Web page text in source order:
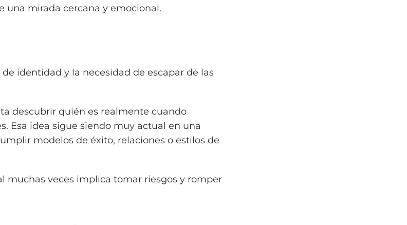
una mirada cercana y emocional.
identidad y la necesidad de escapar de las
descubrir quién es realmente cuando
Esa idea sigue siendo muy actual en una
modelos de éxito, relaciones o estilos de
muchas veces implica tomar riesgos y romper